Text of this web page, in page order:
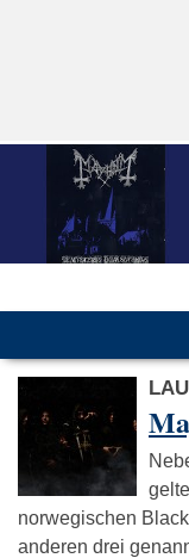
norwegischen
anderen drei